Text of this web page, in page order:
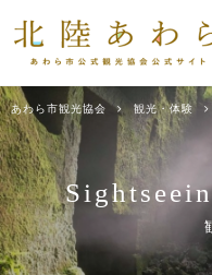
あわら市観光協会 観光・体験